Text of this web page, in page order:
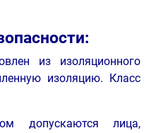
из изоляционного
изоляцию. Класс
допускаются лица,